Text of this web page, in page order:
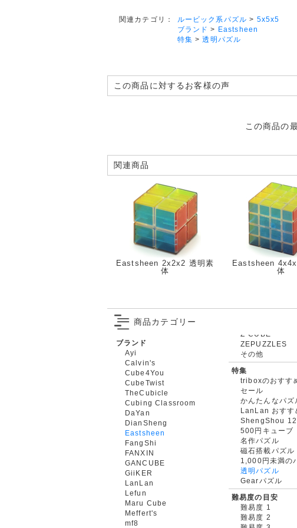
関連カテゴリ： ルービック系パズル > 5x5x5
ブランド > Eastsheen
特集 >透明パズル
この商品に対するお客様の声
この商品の
関連商品
Eastsheen 2x2x2 透明素
体
Eastsheen
体
商品カテゴリー
ブランド
Ayi
Calvin's
Cube4You
CubeTwist
TheCubicle
Cubing Classroom
DaYan
DianSheng
Eastsheen
FangShi
FANXIN
GANCUBE
GiiKER
LanLan
Lefun
Maru Cube
Meffert's
mf8
ZEPUZZLES
その他
特集
triboxのおすす
セール
かんたんなパズ
LanLan おすす
ShengShou 12
500円キューブ
名作パズル
磁石搭載パズル
1,000円未満の
透明パズル
Gearパズル
難易度の目安
難易度 1
難易度 2